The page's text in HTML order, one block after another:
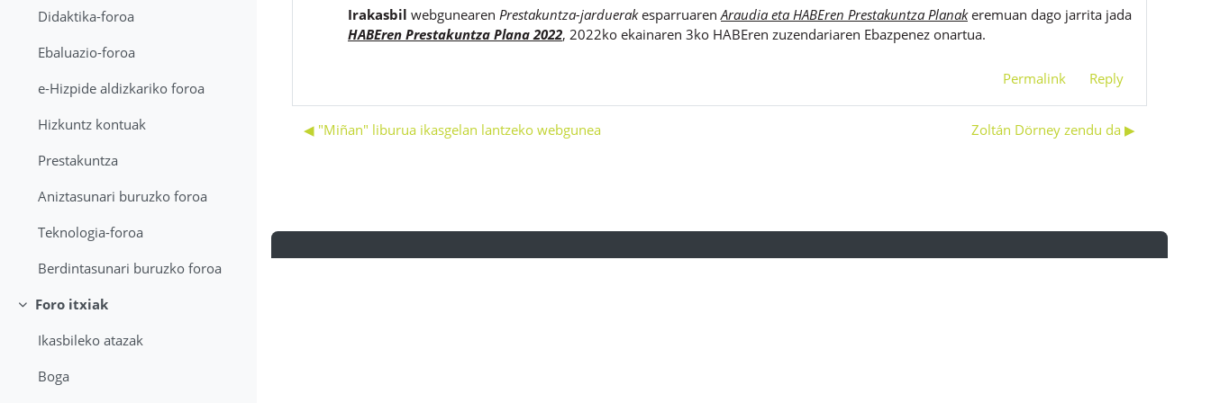
Didaktika-foroa
Ebaluazio-foroa
e-Hizpide aldizkariko foroa
Hizkuntz kontuak
Prestakuntza
Aniztasunari buruzko foroa
Teknologia-foroa
Berdintasunari buruzko foroa
Collapse
Foro itxiak
Ikasbileko atazak
Boga
Irakasbil webgunearen Prestakuntza-jarduerakesparruaren Araudia eta HABEren Prestakuntza Planakeremuan dago jarrita jada
HABEren Prestakuntza Plana 2022, 2022ko ekainaren 3ko HABEren zuzendariaren Ebazpenez onartua.
Permalink Reply
◀︎ "Miñan" liburua ikasgelan lantzeko webgunea Zoltán Dörney zendu da ▶︎